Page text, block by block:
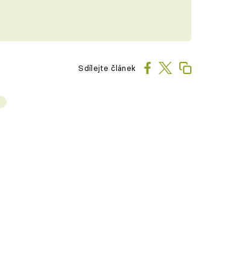
Sdílejte článek